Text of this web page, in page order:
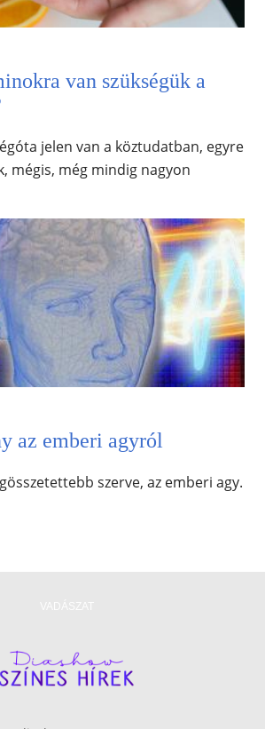
van szükségük a
jelen van a köztudatban, egyre
mégis, még mindig nagyon
az emberi agyról
szerve, az emberi agy.